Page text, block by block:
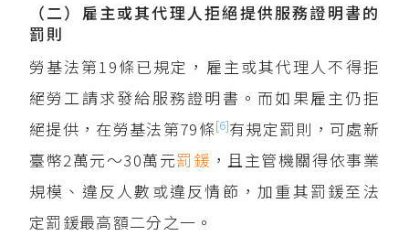
（二）雇主或其代理人拒絕提供服務證明書的
罰則
勞基法第19條已規定，雇主或其代理人不得拒
絕勞工請求發給服務證明書。而如果雇主仍拒
絕提供，在勞基法第79條[6]有規定罰則，可處新
臺幣2萬元～30萬元罰鍰 ，且主管機關得依事業
規模、違反人數或違反情節，加重其罰鍰至法
定罰鍰最高額二分之一。